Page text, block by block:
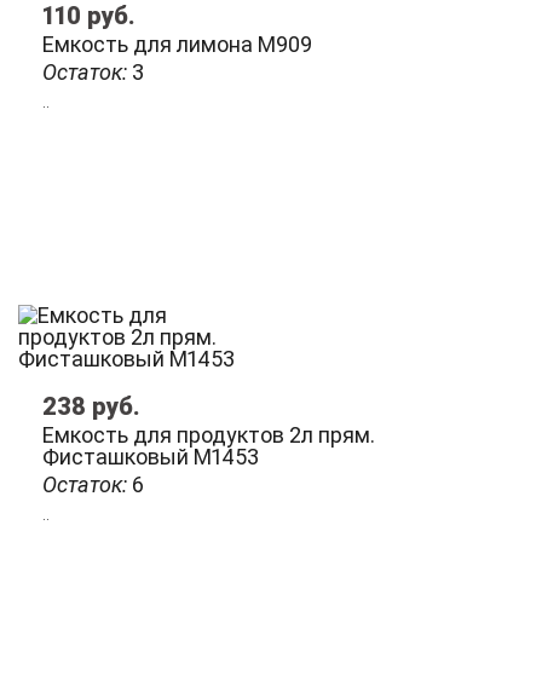
Остаток: 3
Емкость для лимона М909
110 руб.
Остаток: 6
Емкость для продуктов 2л прям.
Фисташковый М1453
238 руб.